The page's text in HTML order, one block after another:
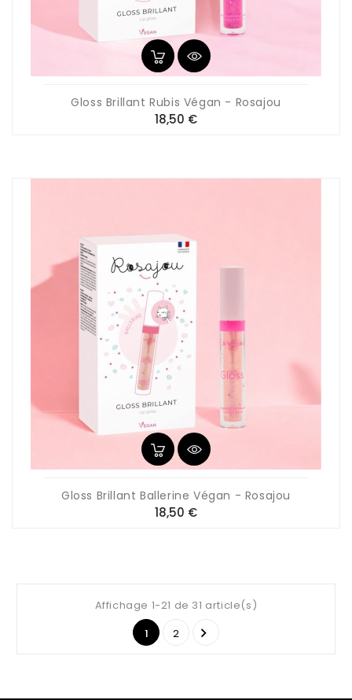
Gloss Brillant Rubis Végan - Rosajou
18,50 €Prix
Gloss Brillant Ballerine Végan - Rosajou
18,50 €Prix
Affichage 1-21 de 31 article(s)
1
2 